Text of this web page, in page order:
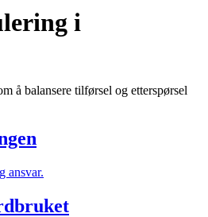
i
å balansere tilførsel og etterspørsel
ansvar.